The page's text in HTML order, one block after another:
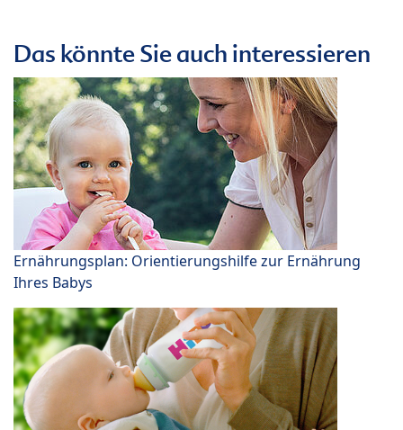
Das könnte Sie auch interessieren
Ernährungsplan: Orientierungshilfe zur Ernährung
Ihres Babys